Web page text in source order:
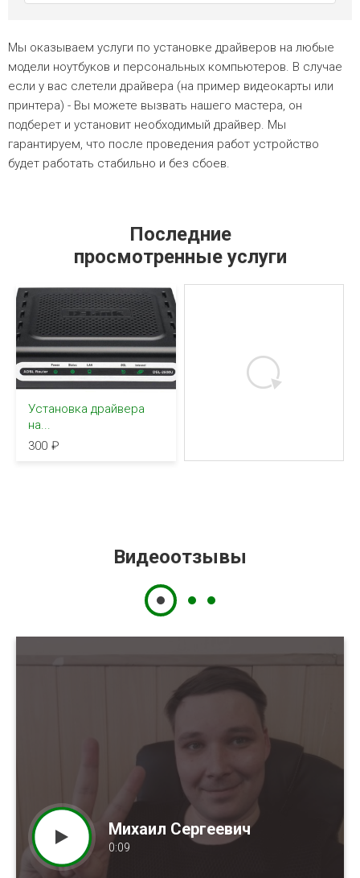
Мы оказываем услуги по установке драйверов на любые
модели ноутбуков и персональных компьютеров. В случае
если у вас слетели драйвера (на пример видеокарты или
принтера) - Вы можете вызвать нашего мастера, он
подберет и установит необходимый драйвер. Мы
гарантируем, что после проведения работ устройство
будет работать стабильно и без сбоев.
Последние
просмотренные услуги
Установка драйвера
на...
300
Видеоотзывы
Михаил Сергеевич
0:09
Александра Викторовна
0:15
Екатерина Владимировна
0:13